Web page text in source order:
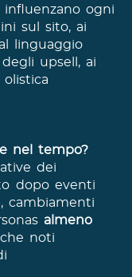
influenzano ogni
sul sito, ai
linguaggio
upsell, ai
nel tempo?
dei
dopo eventi
cambiamenti
almeno
noti